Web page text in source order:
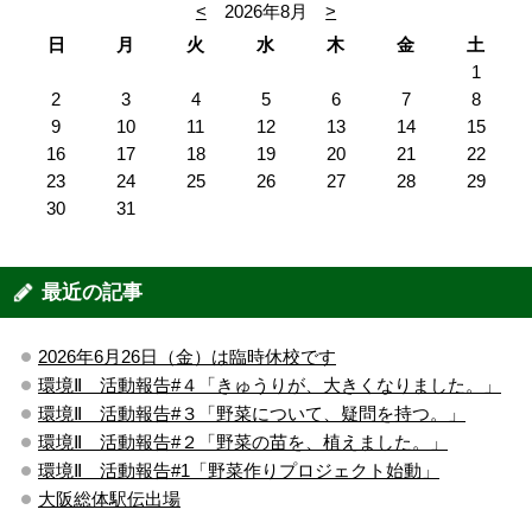
< 2026年8月
>
日
月 火 水 木 金
土
1
2
3 4 5 6 7
8
9
10 11 12 13 14
15
16
17 18 19 20 21
22
23
24 25 26 27 28
29
30
31
最近の記事
2026年6月26日（金）は臨時休校です
環境Ⅱ 活動報告#４「きゅうりが、大きくなりました。」
環境Ⅱ 活動報告#３「野菜について、疑問を持つ。」
環境Ⅱ 活動報告#２「野菜の苗を、植えました。」
環境Ⅱ 活動報告#1「野菜作りプロジェクト始動」
大阪総体駅伝出場